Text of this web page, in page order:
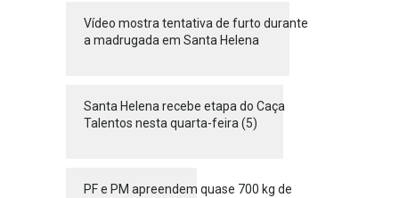
Vídeo mostra tentativa de furto durante
a madrugada em Santa Helena
Santa Helena recebe etapa do Caça
Talentos nesta quarta-feira (5)
PF e PM apreendem quase 700 kg de